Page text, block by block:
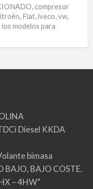
compresor
Fiat, iveco, vw,
modelos para
Diesel KKDA
bimasa
BAJO, BAJO COSTE.
– 4HW”